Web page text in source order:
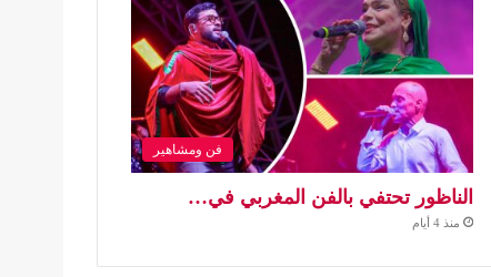
فن ومشاهير
الناظور تحتفي بالفن المغربي في…
منذ 4 أيام